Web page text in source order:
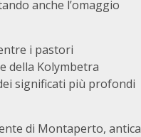
anche l’omaggio
i pastori
della Kolymbetra
significati più profondi
di Montaperto, antica